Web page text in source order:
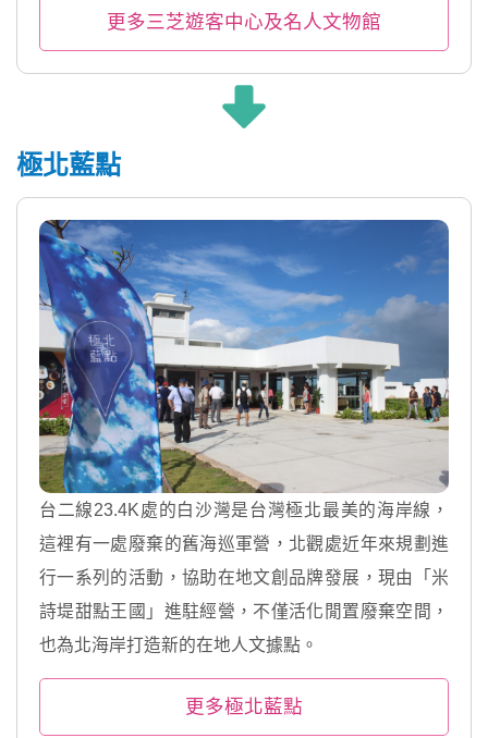
更多三芝遊客中心及名人文物館
極北藍點
台二線23.4K處的白沙灣是台灣極北最美的海岸線，
這裡有一處廢棄的舊海巡軍營，北觀處近年來規劃進
行一系列的活動，協助在地文創品牌發展，現由「米
詩堤甜點王國」進駐經營，不僅活化閒置廢棄空間，
也為北海岸打造新的在地人文據點。
更多極北藍點